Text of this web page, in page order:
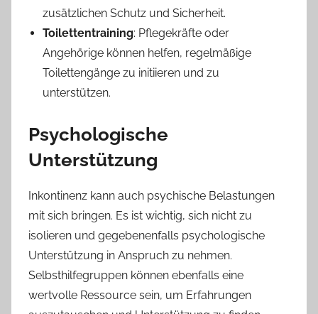
zusätzlichen Schutz und Sicherheit.
Toilettentraining: Pflegekräfte oder
Angehörige können helfen, regelmäßige
Toilettengänge zu initiieren und zu
unterstützen.
Psychologische
Unterstützung
Inkontinenz kann auch psychische Belastungen
mit sich bringen. Es ist wichtig, sich nicht zu
isolieren und gegebenenfalls psychologische
Unterstützung in Anspruch zu nehmen.
Selbsthilfegruppen können ebenfalls eine
wertvolle Ressource sein, um Erfahrungen